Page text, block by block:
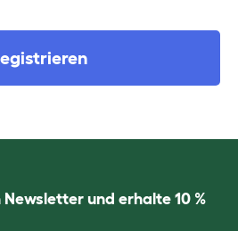
und erhalte 10 %